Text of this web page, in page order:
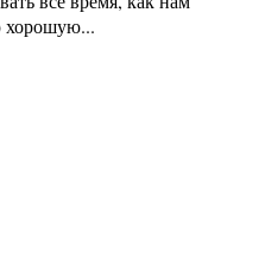
хорошую...